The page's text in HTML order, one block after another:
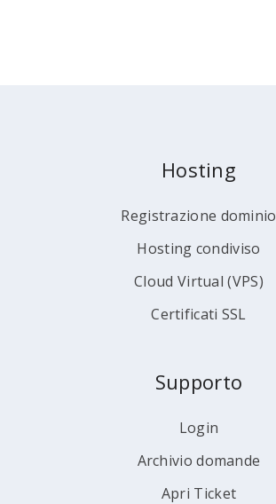
Hosting
Registrazione dominio
Hosting condiviso
Cloud Virtual (VPS)
Certificati SSL
Supporto
Login
Archivio domande
Apri Ticket